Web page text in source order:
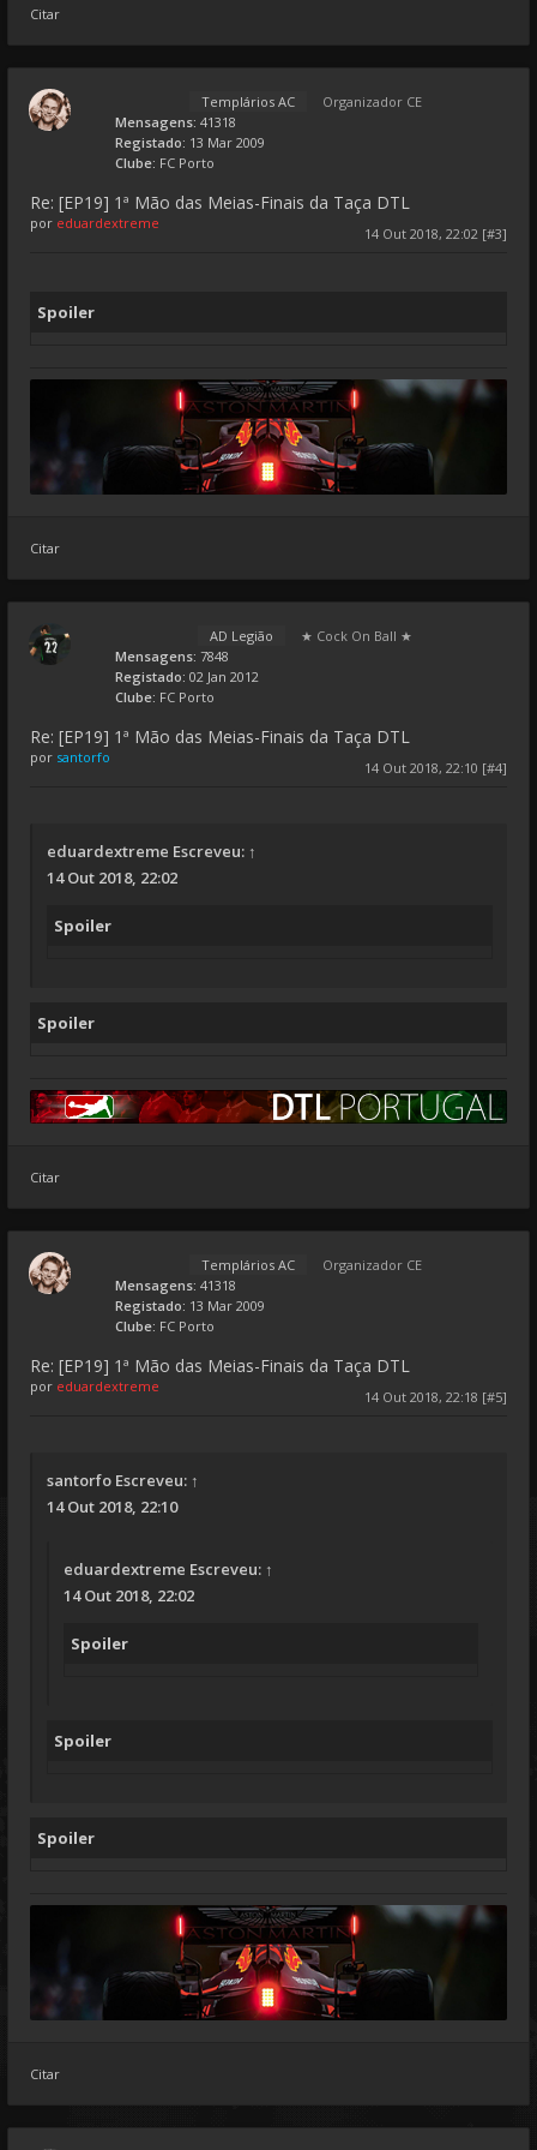
Citar
Templários AC
Organizador CE
Mensagens: 41318
Registado: 13 Mar 2009
Clube: FC Porto
Re: [EP19] 1ª Mão das Meias-Finais da Taça DTL
14 Out 2018, 22:02 [#3]
por eduardextreme
Spoiler
Citar
AD Legião
★ Cock On Ball ★
Mensagens: 7848
Registado: 02 Jan 2012
Clube: FC Porto
Re: [EP19] 1ª Mão das Meias-Finais da Taça DTL
14 Out 2018, 22:10 [#4]
por santorfo
eduardextreme Escreveu: ↑
14 Out 2018, 22:02
Spoiler
Spoiler
Citar
Templários AC
Organizador CE
Mensagens: 41318
Registado: 13 Mar 2009
Clube: FC Porto
Re: [EP19] 1ª Mão das Meias-Finais da Taça DTL
14 Out 2018, 22:18 [#5]
por eduardextreme
santorfo Escreveu: ↑
14 Out 2018, 22:10
eduardextreme Escreveu: ↑
14 Out 2018, 22:02
Spoiler
Spoiler
Spoiler
Citar